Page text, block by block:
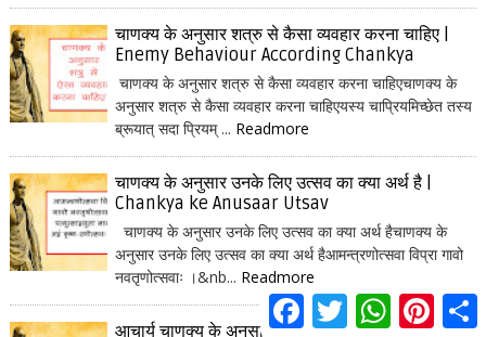
चाणक्य के अनुसार शत्रु से कैसा व्यवहार करना चाहिए |
Enemy Behaviour According Chankya
चाणक्य के अनुसार शत्रु से कैसा व्यवहार करना चाहिएचाणक्य के
अनुसार शत्रु से कैसा व्यवहार करना चाहिएयस्य चाप्रियमिच्छेत तस्य
ब्रूयात् सदा प्रियम् ... Readmore
चाणक्य के अनुसार उनके लिए उत्सव का क्या अर्थ है |
Chankya ke Anusaar Utsav
चाणक्य के अनुसार उनके लिए उत्सव का क्या अर्थ हैचाणक्य के
अनुसार उनके लिए उत्सव का क्या अर्थ हैआमन्त्रणोत्सवा विप्रा गावो
नवतृणोत्सवाः ।&nb... Readmore
आचार्य चाणक्य के अनुसार भाषाओं का ज्ञान | Chankya
T
W
P